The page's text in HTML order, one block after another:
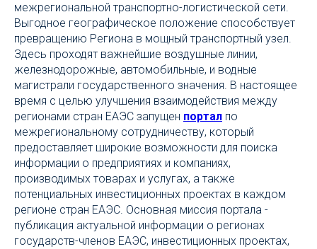
межрегиональной транспортно-логистической сети.
Выгодное географическое положение способствует
превращению Региона в мощный транспортный узел.
Здесь проходят важнейшие воздушные линии,
железнодорожные, автомобильные, и водные
магистрали государственного значения. В настоящее
время с целью улучшения взаимодействия между
регионами стран ЕАЭС запущен портал по
межрегиональному сотрудничеству, который
предоставляет широкие возможности для поиска
информации о предприятиях и компаниях,
производимых товарах и услугах, а также
потенциальных инвестиционных проектах в каждом
регионе стран ЕАЭС. Основная миссия портала -
публикация актуальной информации о регионах
государств-членов ЕАЭС, инвестиционных проектах,